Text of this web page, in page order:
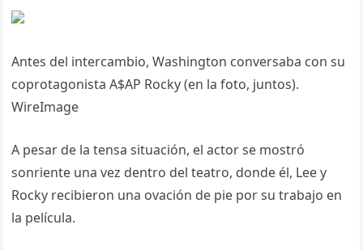
Antes del intercambio, Washington conversaba con su
coprotagonista A$AP Rocky (en la foto, juntos).
WireImage
A pesar de la tensa situación, el actor se mostró
sonriente una vez dentro del teatro, donde él, Lee y
Rocky recibieron una ovación de pie por su trabajo en
la película.